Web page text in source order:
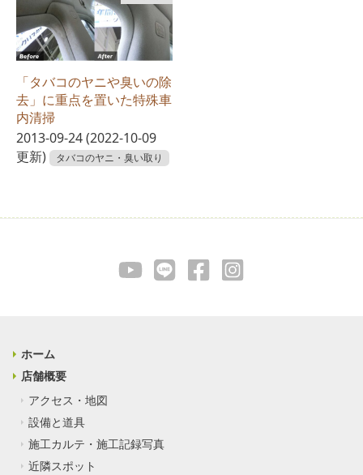
「タバコのヤニや臭いの除
去」に重点を置いた特殊車
内清掃
2013-09-24(2022-10-09
更新)
タバコのヤニ・臭い取り
ホーム
店舗概要
アクセス・地図
設備と道具
施工カルテ・施工記録写真
近隣スポット